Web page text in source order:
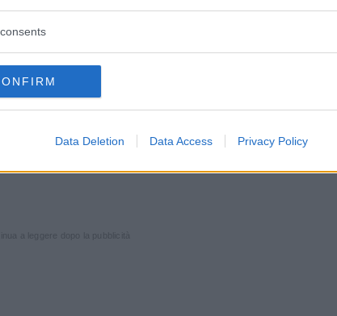
Data Deletion Data Access Privacy Policy
può utilizzare la fontina)